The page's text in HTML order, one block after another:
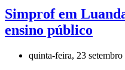
Simprof em
ensino público
quinta-feira, 23